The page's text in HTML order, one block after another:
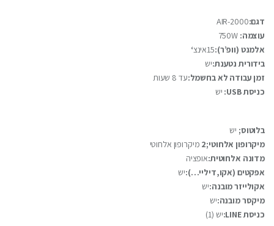
דגם:AIR-2000
עוצמה:750W
אלמנט (וופ’ר):15אינצ
‘
בידורית נטענת:יש
זמן עבודה לא בחשמל:עד 8 שעות
כניסת USB:
יש
בלוטוס; יש
מיקרופון אלחוטי;2
מיקרופון אלחוטי
מדונה אלחוטית:אופציה
אפקטים (אקו,דיליי…):יש
אקולייזר מובנה:יש
מיקסר מובנה:יש
כניסת LINE:
יש (1)